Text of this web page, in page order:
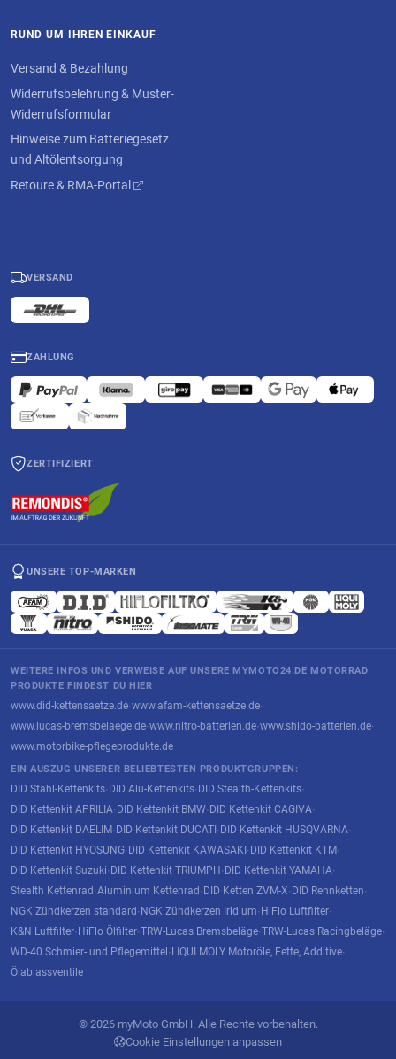
RUND UM IHREN EINKAUF
Versand & Bezahlung
Widerrufsbelehrung & Muster-
Widerrufsformular
Hinweise zum Batteriegesetz
und Altölentsorgung
Retoure & RMA-Portal
VERSAND
ZAHLUNG
ZERTIFIZIERT
UNSERE TOP-MARKEN
WEITERE INFOS UND VERWEISE AUF UNSERE MYMOTO24.DE MOTORRAD
PRODUKTE FINDEST DU HIER
www.did-kettensaetze.de·www.afam-kettensaetze.de·
www.lucas-bremsbelaege.de·www.nitro-batterien.de·www.shido-batterien.de·
www.motorbike-pflegeprodukte.de
EIN AUSZUG UNSERER BELIEBTESTEN PRODUKTGRUPPEN:
DID Stahl-Kettenkits· DID Alu-Kettenkits· DID Stealth-Kettenkits·
DID Kettenkit APRILIA· DID Kettenkit BMW· DID Kettenkit CAGIVA·
DID Kettenkit DAELIM· DID Kettenkit DUCATI· DID Kettenkit HUSQVARNA·
DID Kettenkit HYOSUNG· DID Kettenkit KAWASAKI· DID Kettenkit KTM·
DID Kettenkit Suzuki· DID Kettenkit TRIUMPH· DID Kettenkit YAMAHA·
Stealth Kettenrad·Aluminium Kettenrad· DID Ketten ZVM-X· DID Rennketten·
NGK Zündkerzen standard· NGK Zündkerzen Iridium· HiFlo Luftfilter·
K&N Luftfilter· HiFlo Ölfilter·TRW-Lucas Bremsbeläge·TRW-Lucas Racingbeläge·
WD-40 Schmier- und Pflegemittel· LIQUI MOLY Motoröle, Fette, Additive·
Ölablassventile
© 2026 myMoto GmbH. Alle Rechte vorbehalten.
Cookie Einstellungen anpassen